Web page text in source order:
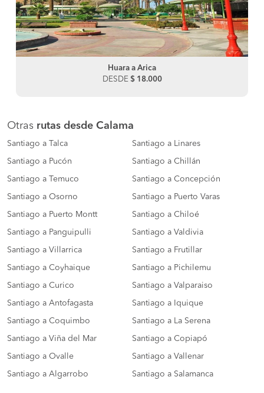
Huara a Arica
DESDE $ 18.000
Otras rutas desde Calama
Santiago a Talca Santiago a Linares
Santiago a Pucón Santiago a Chillán
Santiago a Temuco Santiago a Concepción
Santiago a Osorno Santiago a Puerto Varas
Santiago a Puerto Montt Santiago a Chiloé
Santiago a Panguipulli Santiago a Valdivia
Santiago a Villarrica Santiago a Frutillar
Santiago a Coyhaique Santiago a Pichilemu
Santiago a Curico Santiago a Valparaiso
Santiago a Antofagasta Santiago a Iquique
Santiago a Coquimbo Santiago a La Serena
Santiago a Viña del Mar Santiago a Copiapó
Santiago a Ovalle Santiago a Vallenar
Santiago a Algarrobo Santiago a Salamanca